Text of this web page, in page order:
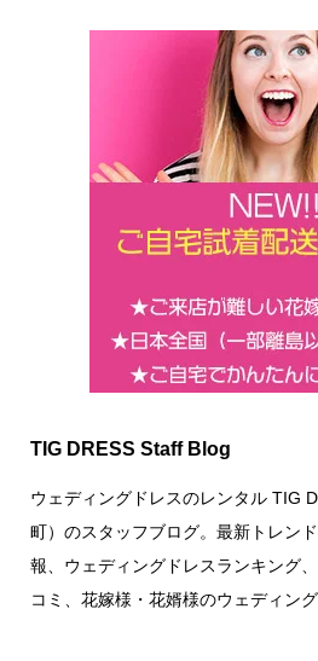
TIG DRESS Staff Blog
ウェディングドレスのレンタル TIG
町）のスタッフブログ。最新トレン
報、ウェディングドレスランキング
コミ、花嫁様・花婿様のウェディン